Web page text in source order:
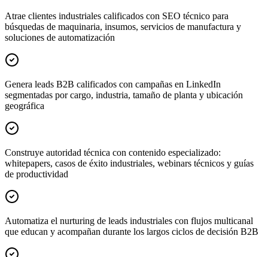
Atrae clientes industriales calificados con SEO técnico para
búsquedas de maquinaria, insumos, servicios de manufactura y
soluciones de automatización
Genera leads B2B calificados con campañas en LinkedIn
segmentadas por cargo, industria, tamaño de planta y ubicación
geográfica
Construye autoridad técnica con contenido especializado:
whitepapers, casos de éxito industriales, webinars técnicos y guías
de productividad
Automatiza el nurturing de leads industriales con flujos multicanal
que educan y acompañan durante los largos ciclos de decisión B2B